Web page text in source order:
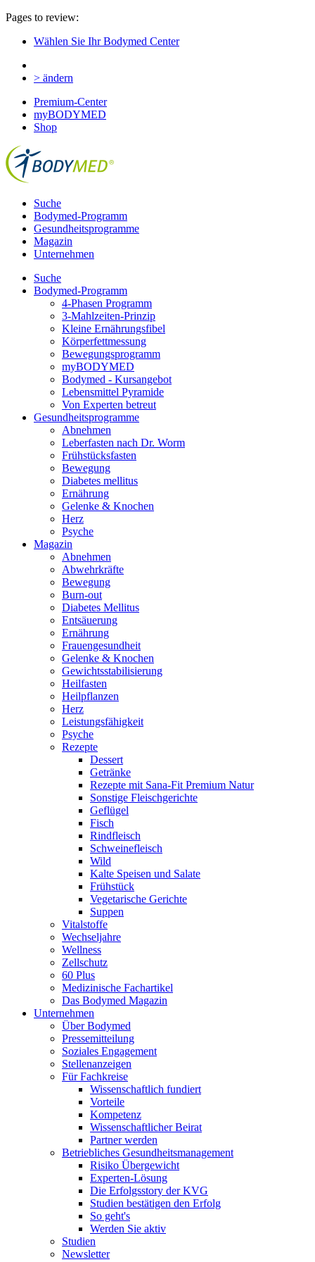
Pages to review:
Wählen Sie Ihr Bodymed Center
> ändern
Premium-Center
myBODYMED
Shop
Suche
Bodymed-Programm
Gesundheitsprogramme
Magazin
Unternehmen
Suche
Bodymed-Programm
4-Phasen Programm
3-Mahlzeiten-Prinzip
Kleine Ernährungsfibel
Körperfettmessung
Bewegungsprogramm
myBODYMED
Bodymed - Kursangebot
Lebensmittel Pyramide
Von Experten betreut
Gesundheitsprogramme
Abnehmen
Leberfasten nach Dr. Worm
Frühstücksfasten
Bewegung
Diabetes mellitus
Ernährung
Gelenke & Knochen
Herz
Psyche
Magazin
Abnehmen
Abwehrkräfte
Bewegung
Burn-out
Diabetes Mellitus
Entsäuerung
Ernährung
Frauengesundheit
Gelenke & Knochen
Gewichtsstabilisierung
Heilfasten
Heilpflanzen
Herz
Leistungsfähigkeit
Psyche
Rezepte
Dessert
Getränke
Rezepte mit Sana-Fit Premium Natur
Sonstige Fleischgerichte
Geflügel
Fisch
Rindfleisch
Schweinefleisch
Wild
Kalte Speisen und Salate
Frühstück
Vegetarische Gerichte
Suppen
Vitalstoffe
Wechseljahre
Wellness
Zellschutz
60 Plus
Medizinische Fachartikel
Das Bodymed Magazin
Unternehmen
Über Bodymed
Pressemitteilung
Soziales Engagement
Stellenanzeigen
Für Fachkreise
Wissenschaftlich fundiert
Vorteile
Kompetenz
Wissenschaftlicher Beirat
Partner werden
Betriebliches Gesundheitsmanagement
Risiko Übergewicht
Experten-Lösung
Die Erfolgsstory der KVG
Studien bestätigen den Erfolg
So geht's
Werden Sie aktiv
Studien
Newsletter